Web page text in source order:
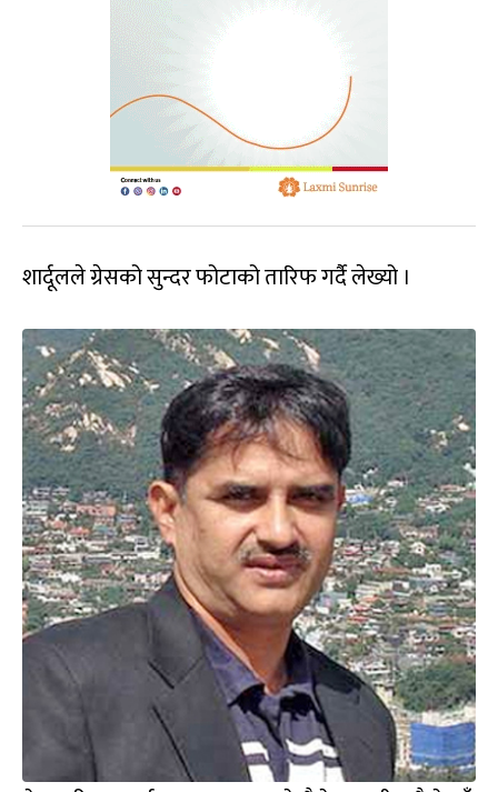
शार्दूलले ग्रेसको सुन्दर फोटाको तारिफ गर्दै लेख्यो ।